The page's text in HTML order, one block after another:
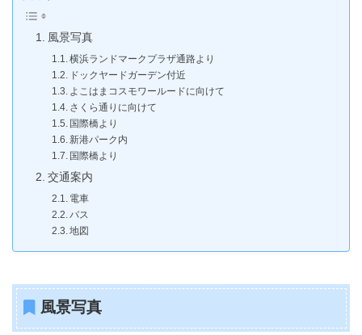
風景写真
横浜ランドマークプラザ通路より
ドックヤードガーデン付近
よこはまコスモワールードに向けて
さくら通りに向けて
国際橋より
新港パーク内
国際橋より
交通案内
電車
バス
地図
風景写真